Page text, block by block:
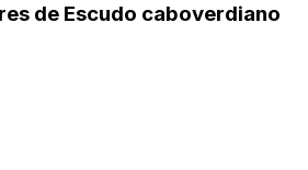
de Escudo caboverdiano